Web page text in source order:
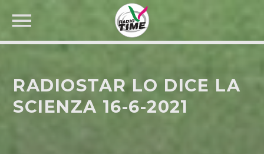
RADIOSTAR LO DICE LA
SCIENZA 16-6-2021